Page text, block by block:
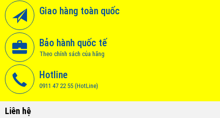
Giao hàng toàn quốc
Bảo hành quốc tế
Theo chính sách của hãng
Hotline
0911 47 22 55 (HotLine)
Liên hệ